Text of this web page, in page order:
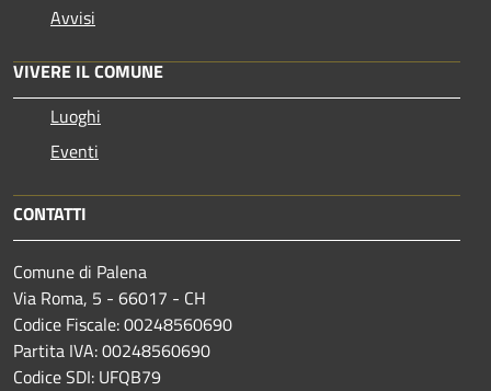
Avvisi
VIVERE IL COMUNE
Luoghi
Eventi
CONTATTI
Comune di Palena
Via Roma, 5 - 66017 - CH
Codice Fiscale: 00248560690
Partita IVA: 00248560690
Codice SDI: UFQB79